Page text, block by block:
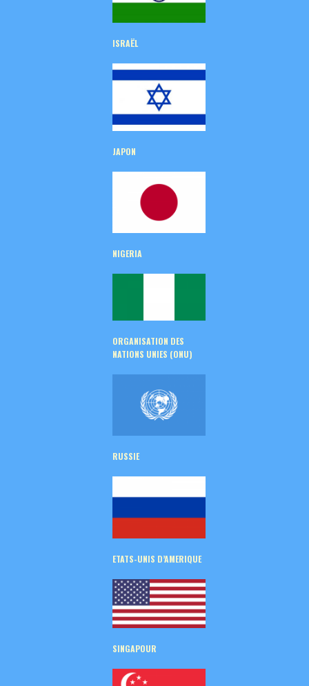
ISRAËL
JAPON
NIGERIA
ORGANISATION DES
NATIONS UNIES (ONU)
RUSSIE
ETATS-UNIS D’AMERIQUE
SINGAPOUR